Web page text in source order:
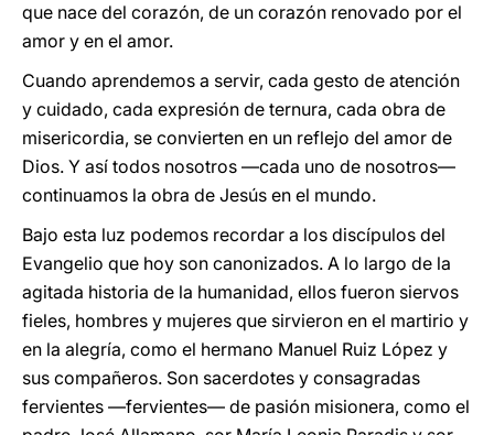
que nace del corazón, de un corazón renovado por el
amor y en el amor.
Cuando aprendemos a servir, cada gesto de atención
y cuidado, cada expresión de ternura, cada obra de
misericordia, se convierten en un reflejo del amor de
Dios. Y así todos nosotros —cada uno de nosotros—
continuamos la obra de Jesús en el mundo.
Bajo esta luz podemos recordar a los discípulos del
Evangelio que hoy son canonizados. A lo largo de la
agitada historia de la humanidad, ellos fueron siervos
fieles, hombres y mujeres que sirvieron en el martirio y
en la alegría, como el hermano Manuel Ruiz López y
sus compañeros. Son sacerdotes y consagradas
fervientes —fervientes— de pasión misionera, como el